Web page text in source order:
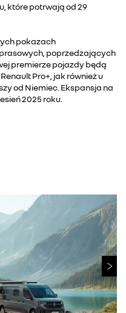
które potrwają od 29
pokazach
poprzedzających
premierze pojazdy będą
Pro+, jak również u
od Niemiec. Ekspansja na
2025 roku.